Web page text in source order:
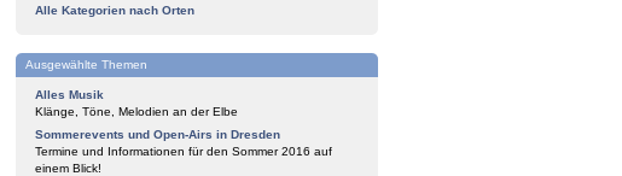
Alle Kategorien nach Orten
Ausgewählte Themen
Alles Musik
Klänge, Töne, Melodien an der Elbe
Sommerevents und Open-Airs in Dresden
Termine und Informationen für den Sommer 2016 auf
einem Blick!